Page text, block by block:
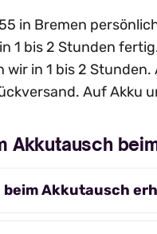
in Bremen
1 bis 2 Stunden
wir in 1 bis 2
Auf Akku
Akkutausch
beim Akkutausch